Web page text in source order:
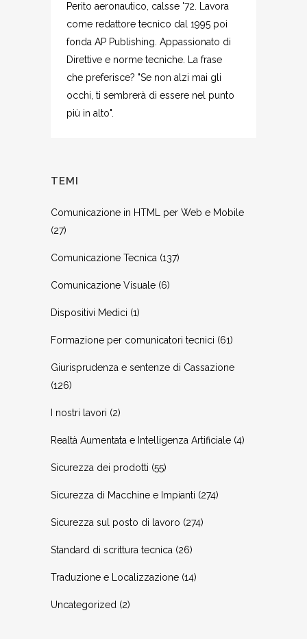
Perito aeronautico, calsse '72. Lavora
come redattore tecnico dal 1995 poi
fonda AP Publishing. Appassionato di
Direttive e norme tecniche. La frase
che preferisce? "Se non alzi mai gli
occhi, ti sembrerà di essere nel punto
più in alto".
TEMI
Comunicazione in HTML per Web e Mobile
(27)
Comunicazione Tecnica (137)
Comunicazione Visuale (6)
Dispositivi Medici (1)
Formazione per comunicatori tecnici (61)
Giurisprudenza e sentenze di Cassazione
(126)
I nostri lavori (2)
Realtà Aumentata e Intelligenza Artificiale (4)
Sicurezza dei prodotti (55)
Sicurezza di Macchine e Impianti (274)
Sicurezza sul posto di lavoro (274)
Standard di scrittura tecnica (26)
Traduzione e Localizzazione (14)
Uncategorized (2)